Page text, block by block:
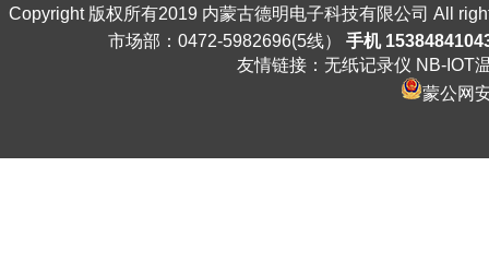
Copyright 版权所有2019 内蒙古德明电子科技有限公司 All
市场部：0472-5982696(5线） 手机
友情链接： 无纸记录仪 NB-IOT
蒙公网